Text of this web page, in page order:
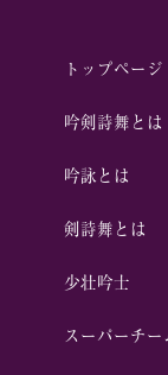
トップページ
吟剣詩舞とは
吟詠とは
剣詩舞とは
少壮吟⼠
スーパーチー